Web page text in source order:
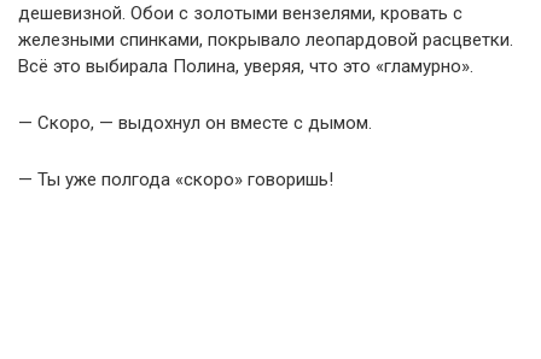
дешевизной. Обои с золотыми вензелями, кровать с
железными спинками, покрывало леопардовой расцветки.
Всё это выбирала Полина, уверяя, что это «гламурно».
— Скоро, — выдохнул он вместе с дымом.
— Ты уже полгода «скоро» говоришь!